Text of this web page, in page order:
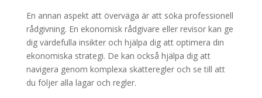
En annan aspekt att överväga är att söka professionell
rådgivning. En ekonomisk rådgivare eller revisor kan ge
dig värdefulla insikter och hjälpa dig att optimera din
ekonomiska strategi. De kan också hjälpa dig att
navigera genom komplexa skatteregler och se till att
du följer alla lagar och regler.